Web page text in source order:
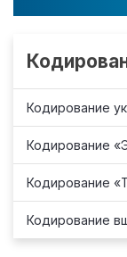
Кодирование
Кодирование
Кодирование
Кодирование